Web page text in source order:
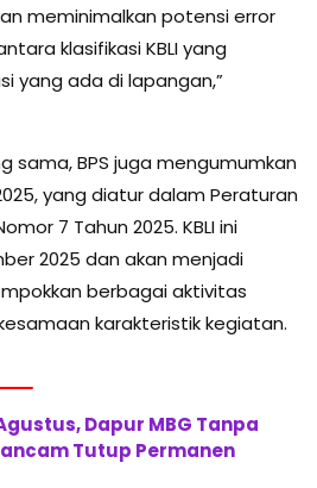
meminimalkan potensi error
klasifikasi KBLI yang
yang ada di lapangan,”
sama, BPS juga mengumumkan
yang diatur dalam Peraturan
7 Tahun 2025. KBLI ini
2025 dan akan menjadi
berbagai aktivitas
karakteristik kegiatan.
Dapur MBG Tanpa
Tutup Permanen